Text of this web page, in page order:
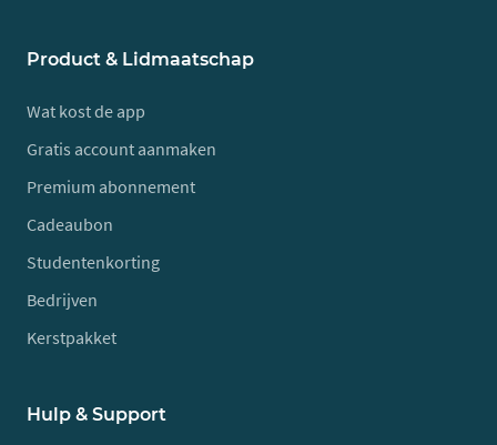
Product & Lidmaatschap
Wat kost de app
Gratis account aanmaken
Premium abonnement
Cadeaubon
Studentenkorting
Bedrijven
Kerstpakket
Hulp & Support